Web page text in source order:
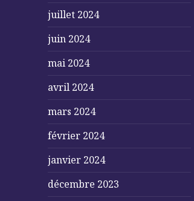
juillet 2024
juin 2024
mai 2024
avril 2024
mars 2024
février 2024
janvier 2024
décembre 2023